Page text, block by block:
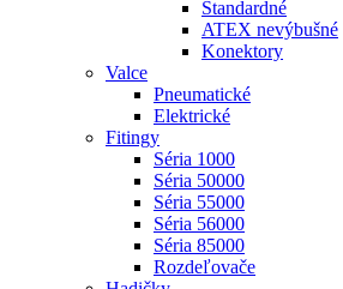
Štandardné
ATEX nevýbušné
Konektory
Valce
Pneumatické
Elektrické
Fitingy
Séria 1000
Séria 50000
Séria 55000
Séria 56000
Séria 85000
Rozdeľovače